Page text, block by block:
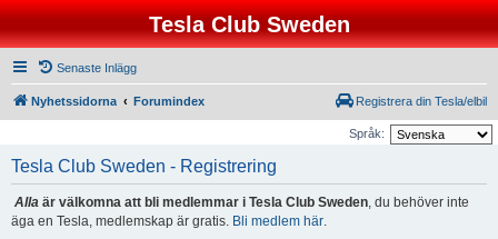
Tesla Club Sweden
Senaste Inlägg
Nyhetssidorna Forumindex Registrera din Tesla/elbil
Språk:
Tesla Club Sweden - Registrering
Alla är välkomna att bli medlemmar i Tesla Club Sweden, du behöver inte
äga en Tesla, medlemskap är gratis. Bli medlem här.